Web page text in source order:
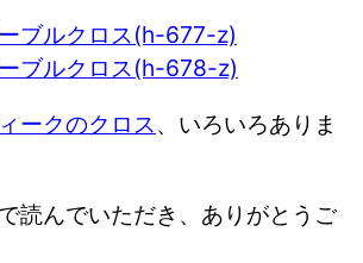
ブルクロス(h-677-z)
ブルクロス(h-678-z)
ークのクロス、いろいろありま
読んでいただき、ありがとうご